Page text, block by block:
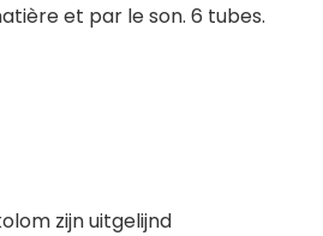
et par le son. 6 tubes.
zijn uitgelijnd